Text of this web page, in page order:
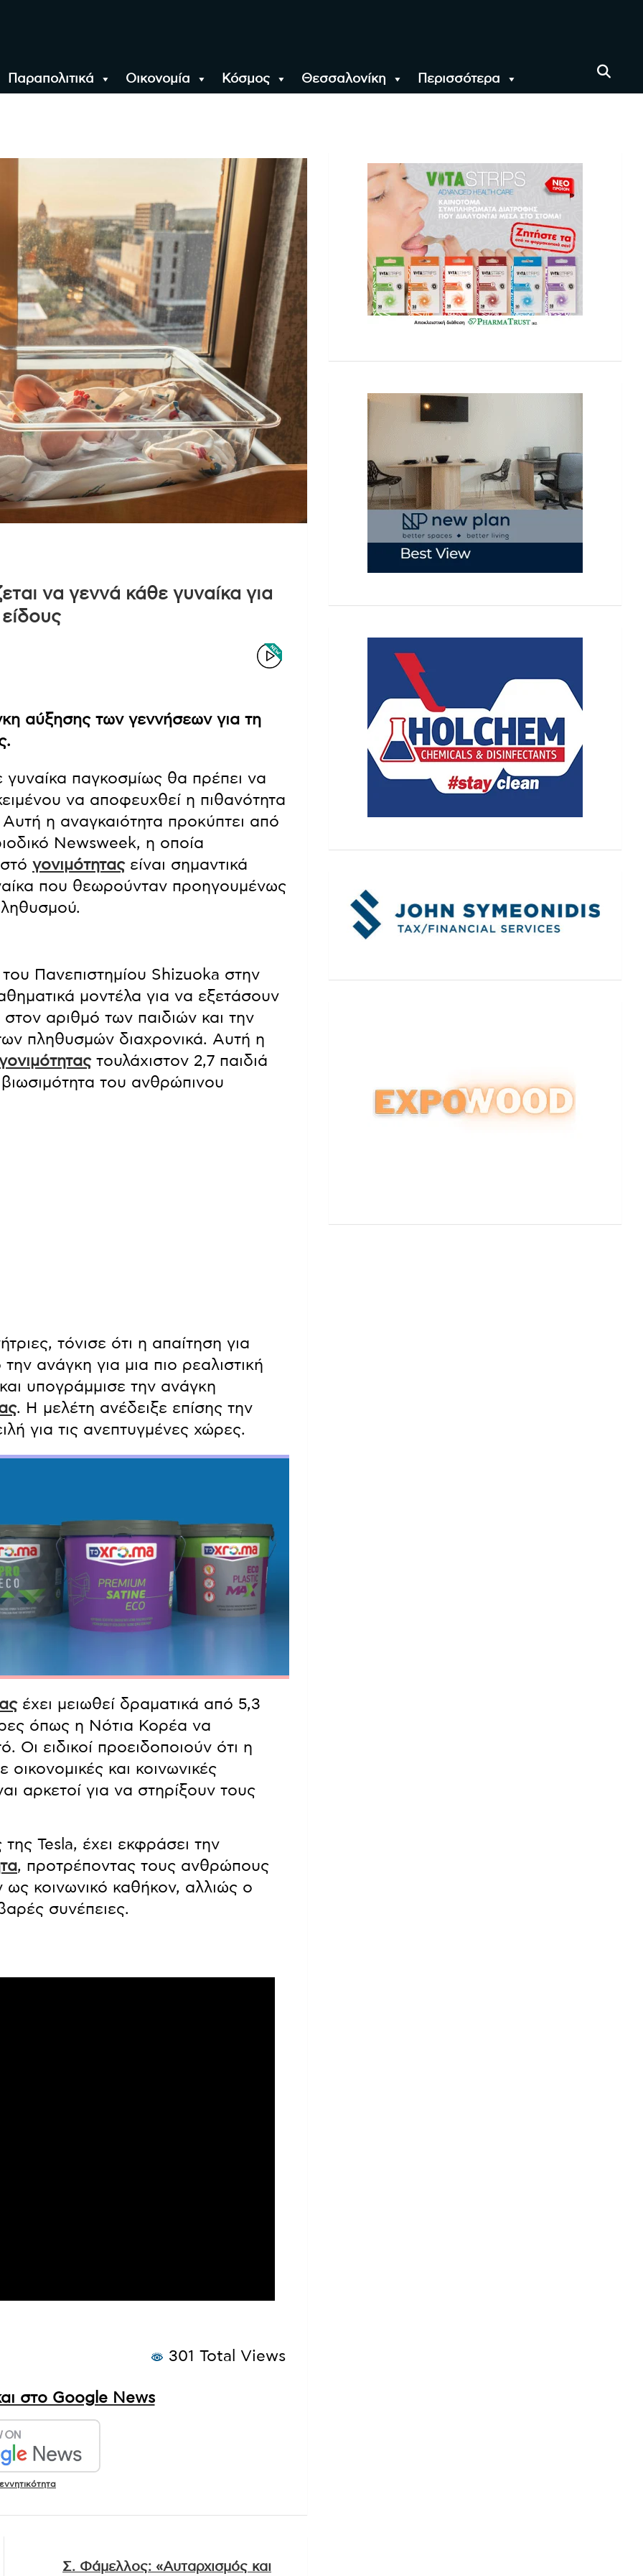
Παραπολιτικά Οικονομία Κόσμος Θεσσαλονίκη Περισσότερα
να γεννά κάθε γυναίκα για
αύξησης των γεννήσεων για τη
παγκοσμίως θα πρέπει να
να αποφευχθεί η πιθανότητα
η αναγκαιότητα προκύπτει από
Newsweek, η οποία
γονιμότηταςείναι σημαντικά
που θεωρούνταν προηγουμένως
Πανεπιστημίου Shizuoka στην
μοντέλα για να εξετάσουν
αριθμό των παιδιών και την
πληθυσμών διαχρονικά. Αυτή η
τουλάχιστον 2,7 παιδιά
του ανθρώπινου
τόνισε ότι η απαίτηση για
ανάγκη για μια πιο ρεαλιστική
υπογράμμισε την ανάγκη
. Η μελέτη ανέδειξε επίσης την
για τις ανεπτυγμένες χώρες.
έχει μειωθεί δραματικά από 5,3
όπως η Νότια Κορέα να
ειδικοί προειδοποιούν ότι η
και κοινωνικές
αρκετοί για να στηρίξουν τους
Tesla, έχει εκφράσει την
, προτρέποντας τους ανθρώπους
κοινωνικό καθήκον, αλλιώς ο
συνέπειες.
301 Total Views
στο Google News
Σ. Φάμελλος: «Αυταρχισμός και